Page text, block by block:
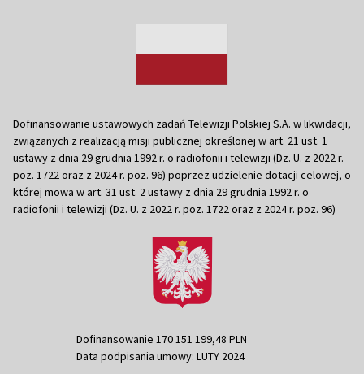
Dofinansowanie ustawowych zadań Telewizji Polskiej S.A. w likwidacji,
związanych z realizacją misji publicznej określonej w art. 21 ust. 1
ustawy z dnia 29 grudnia 1992 r. o radiofonii i telewizji (Dz. U. z 2022 r.
poz. 1722 oraz z 2024 r. poz. 96) poprzez udzielenie dotacji celowej, o
której mowa w art. 31 ust. 2 ustawy z dnia 29 grudnia 1992 r. o
radiofonii i telewizji (Dz. U. z 2022 r. poz. 1722 oraz z 2024 r. poz. 96)
Dofinansowanie 170 151 199,48 PLN
Data podpisania umowy: LUTY 2024